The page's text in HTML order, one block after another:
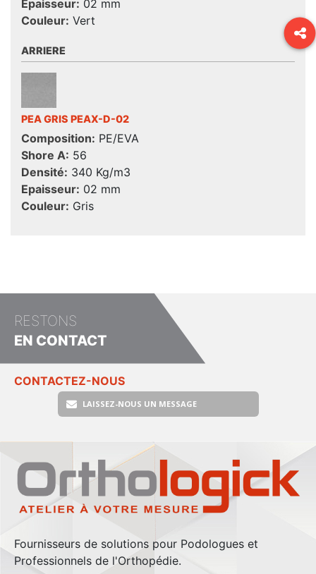
Epaisseur: 02 mm
Couleur: Vert
ARRIERE
PEA GRIS PEAX-D-02
Composition: PE/EVA
Shore A: 56
Densité: 340 Kg/m3
Epaisseur: 02 mm
Couleur: Gris
RESTONS
EN CONTACT
CONTACTEZ-NOUS
LAISSEZ-NOUS UN MESSAGE
Fournisseurs de solutions pour Podologues et
Professionnels de l'Orthopédie.